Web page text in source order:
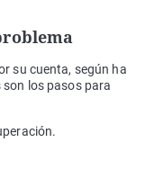
su cuenta, según ha
los pasos para